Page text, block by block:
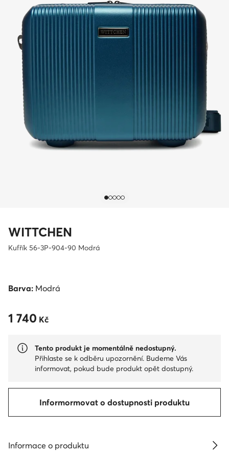
WITTCHEN
Kufřík 56-3P-904-90 Modrá
Barva: Modrá
1 740 Kč
1 740 Kč
Tento produkt je momentálně nedostupný.
Přihlaste se k odběru upozornění. Budeme Vás
informovat, pokud bude produkt opět dostupný.
Informormovat o dostupnosti produktu
Informace o produktu